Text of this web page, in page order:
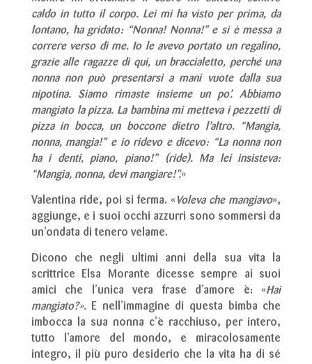
caldo in tutto il corpo. Lei mi ha visto per prima, da
lontano, ha gridato: “Nonna! Nonna!” e si è messa a
correre verso di me. Io le avevo portato un regalino,
grazie alle ragazze di qui, un braccialetto, perché una
nonna non può presentarsi a mani vuote dalla sua
nipotina. Siamo rimaste insieme un po’. Abbiamo
mangiato la pizza. La bambina mi metteva i pezzetti di
pizza in bocca, un boccone dietro l’altro. “Mangia,
nonna, mangia!” e io ridevo e dicevo: “La nonna non
ha i denti, piano, piano!” (ride). Ma lei insisteva:
“Mangia, nonna, devi mangiare!”.»
Valentina ride, poi si ferma. « Voleva che mangiavo»,
aggiunge, e i suoi occhi azzurri sono sommersi da
un’ondata di tenero velame.
Dicono che negli ultimi anni della sua vita la
scrittrice Elsa Morante dicesse sempre ai suoi
amici che l’unica vera frase d’amore è: «Hai
mangiato?».E nell’immagine di questa bimba che
imbocca la sua nonna c’è racchiuso, per intero,
tutto l’amore del mondo, e miracolosamente
integro, il più puro desiderio che la vita ha di sé